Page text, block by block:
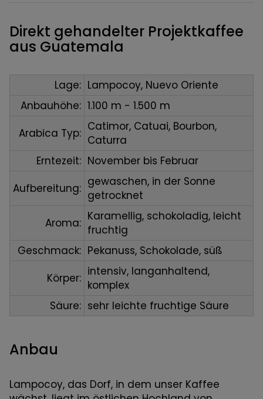
Direkt gehandelter Projektkaffee
aus Guatemala
Lage: Lampocoy, Nuevo Oriente
Anbauhöhe: 1.100 m - 1.500 m
Arabica Typ: Catimor, Catuai, Bourbon,
Caturra
Erntezeit: November bis Februar
Aufbereitung: gewaschen, in der Sonne
getrocknet
Aroma: Karamellig, schokoladig, leicht
fruchtig
Geschmack: Pekanuss, Schokolade, süß
Körper: intensiv, langanhaltend,
komplex
Säure: sehr leichte fruchtige Säure
Anbau
Lampocoy, das Dorf, in dem unser Kaffee